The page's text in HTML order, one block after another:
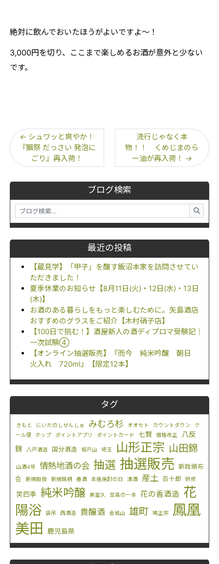
ブログ検索
最近の投稿
【蔵見学】「甲子」を醸す飯沼本家を訪問させてい
ただきました！
夏季休業のお知らせ【8月11日(火)・12日(水)・13日
(木)】
お酒のある暮らしをもっと楽しむために。矢島酒店
おすすめのグラスをご紹介【木村硝子店】
【100日で挑む！】酒屋新人の酒ディプロマ受験記｜
一次試験④
【オンライン抽選販売】『而今 純米吟醸 朝日
火入れ 720ml』【限定12本】
タグ
きもと にいだのしぜんしゅ みむろ杉 オオセト カウントダウン
ク
ール便
ホップ ポイントアプリ ポイントカード 七賢 価格改正
八反
錦
八戸酒造 国分酒造 坂戸山 埼玉 山形正宗 山田錦
山酒4号 情熱地酒の会 抽選 抽選販売 新政頒布
会
新規取扱 新規銘柄 春酒 本格焼酎の日 清酒 産土 百十郎 研修
笑四季 純米吟醸 美冨久 至高の一本 花の香酒造 花
陽浴
袋吊 西酒造 貴醸酒 金城山 雄町 鳩正宗
鳳凰
美田
鹿児島県
絶対に飲んでおいたほうがよいですよ～！
3,000円を切り、ここまで楽しめるお酒が意外と少ない
です。
← シュワッと爽やか！
『獺祭 だっさい 発泡に
ごり』再入荷！
流行じゃなく本
物！！ くめじまのら
ー油が再入荷！
→